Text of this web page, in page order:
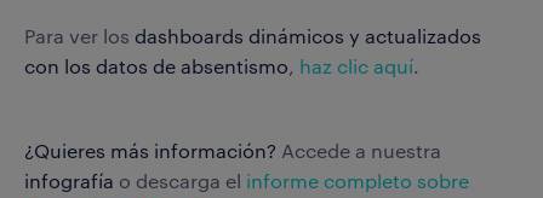
Para ver los dashboards dinámicos y actualizados
con los datos de absentismo, haz clic aquí.
¿Quieres más información? Accede a nuestra
infografía o descarga el informe completo sobre